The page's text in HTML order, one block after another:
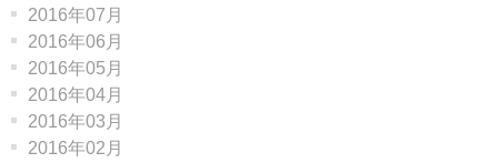
2016年07月
2016年06月
2016年05月
2016年04月
2016年03月
2016年02月